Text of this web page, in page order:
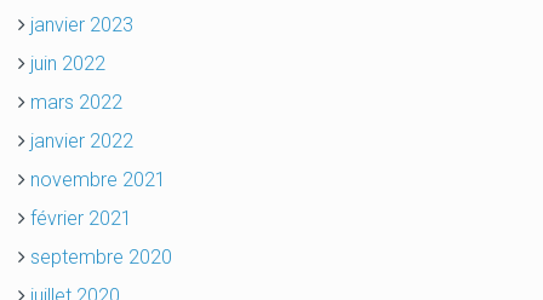
janvier 2023
juin 2022
mars 2022
janvier 2022
novembre 2021
février 2021
septembre 2020